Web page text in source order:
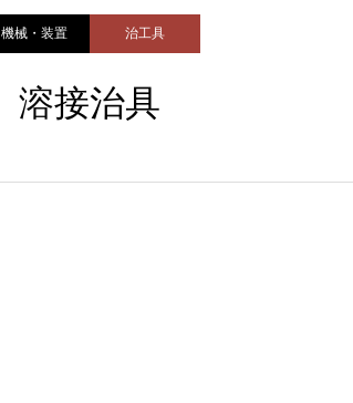
機械・装置 治工具
溶接治具